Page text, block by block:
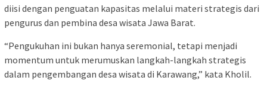
diisi dengan penguatan kapasitas melalui materi strategis dari
pengurus dan pembina desa wisata Jawa Barat.
“Pengukuhan ini bukan hanya seremonial, tetapi menjadi
momentum untuk merumuskan langkah-langkah strategis
dalam pengembangan desa wisata di Karawang,” kata Kholil.